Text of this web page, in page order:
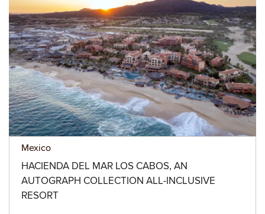
Mexico
HACIENDA DEL MAR LOS CABOS, AN
AUTOGRAPH COLLECTION ALL-INCLUSIVE
RESORT